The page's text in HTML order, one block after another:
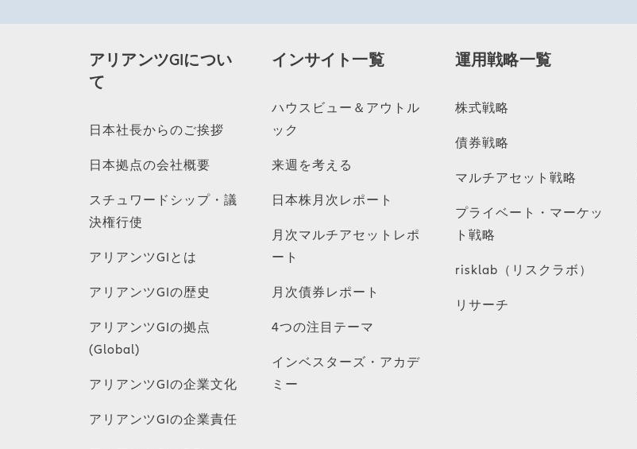
アリアンツGIについ
て
日本社長からのご挨拶
日本拠点の会社概要
スチュワードシップ・議
決権行使
アリアンツGIとは
アリアンツGIの歴史
アリアンツGIの拠点
(Global)
アリアンツGIの企業文化
アリアンツGIの企業責任
インサイト一覧
ハウスビュー＆アウトル
ック
来週を考える
日本株月次レポート
月次マルチアセットレポ
ート
月次債券レポート
4つの注目テーマ
インベスターズ・アカデ
ミー
運用戦略一覧
株式戦略
債券戦略
マルチアセット戦略
プライベート・マーケッ
ト戦略
risklab（リスクラボ）
リサーチ